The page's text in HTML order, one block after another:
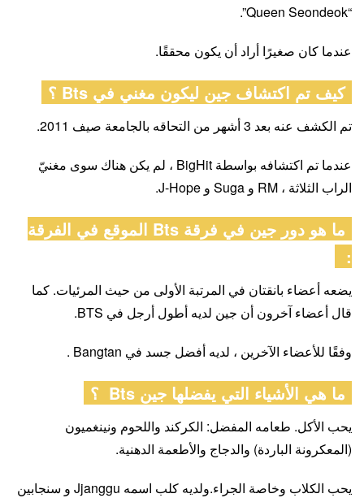
“Queen Seondeok”.
عندما كان صغيرًا أراد أن يكون محققًا.
كيف تم اكتشاف جين ليكون مغني في Bts ؟
تم الكشف عنه بعد 3 أشهر من التحاقه بالجامعة صيف 2011.
عندما تم اكتشافه بواسطة BigHit ، لم يكن هناك سوى مغنيّ
الراب الثلاثة ، RM و Suga و J-Hope.
ما هو دور جين في فرقة Bts الموقع في الفرقة
:
يضعه أعضاء بانقتان في المرتبة الأولى من حيث المرئيات. كما
قال أعضاء آخرون أن جين لديه أطول أرجل في BTS.
وفقًا للأعضاء الآخرين ، لديه أفضل جسد في Bangtan .
ما هي الأشياء التي يفضلها جين Bts ؟
يحب الأكل. طعامه المفضل: الكركند واللحوم ونينغميون
(المعكرونة الباردة) والدجاج والأطعمة الدهنية.
يحب الكلاب وخاصة الجراء.ولديه كلب اسمه Jjanggu و سنجابين